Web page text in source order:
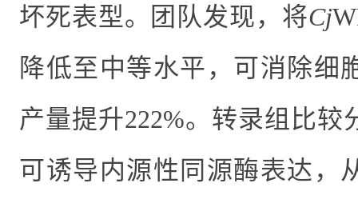
坏死表型。团队发现，将Cj
降低至中等水平，可消除细
产量提升222%。转录组比较
可诱导内源性同源酶表达，